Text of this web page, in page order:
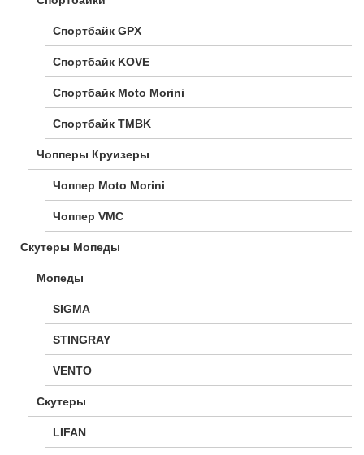
Спортбайк GPX
Спортбайк KOVE
Спортбайк Moto Morini
Спортбайк TMBK
Чопперы Круизеры
Чоппер Moto Morini
Чоппер VMC
Скутеры Мопеды
Мопеды
SIGMA
STINGRAY
VENTO
Скутеры
LIFAN